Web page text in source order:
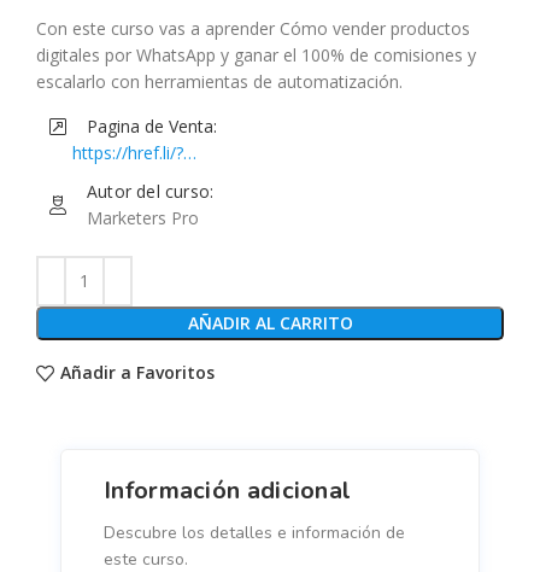
Con este curso vas a aprender Cómo vender productos
digitales por WhatsApp y ganar el 100% de comisiones y
escalarlo con herramientas de automatización.
Pagina de Venta:
https://href.li/?
https://www.musihacks.com/offers/Xqvv5Thv/checkout
Autor del curso:
Marketers Pro
AÑADIR AL CARRITO
Añadir a Favoritos
Información adicional
Descubre los detalles e información de
este curso.